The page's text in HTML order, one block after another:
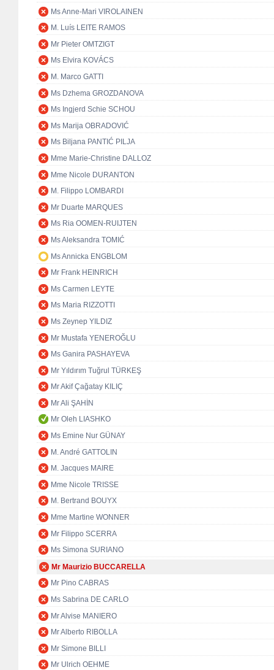
Ms Anne-Mari VIROLAINEN
M. Luís LEITE RAMOS
Mr Pieter OMTZIGT
Ms Elvira KOVÁCS
M. Marco GATTI
Ms Dzhema GROZDANOVA
Ms Ingjerd Schie SCHOU
Ms Marija OBRADOVIĆ
Ms Biljana PANTIĆ PILJA
Mme Marie-Christine DALLOZ
Mme Nicole DURANTON
M. Filippo LOMBARDI
Mr Duarte MARQUES
Ms Ria OOMEN-RUIJTEN
Ms Aleksandra TOMIĆ
Ms Annicka ENGBLOM
Mr Frank HEINRICH
Ms Carmen LEYTE
Ms Maria RIZZOTTI
Ms Zeynep YILDIZ
Mr Mustafa YENEROĞLU
Ms Ganira PASHAYEVA
Mr Yıldırım Tuğrul TÜRKEŞ
Mr Akif Çağatay KILIÇ
Mr Ali ŞAHİN
Mr Oleh LIASHKO
Ms Emine Nur GÜNAY
M. André GATTOLIN
M. Jacques MAIRE
Mme Nicole TRISSE
M. Bertrand BOUYX
Mme Martine WONNER
Mr Filippo SCERRA
Ms Simona SURIANO
Mr Maurizio BUCCARELLA
Mr Pino CABRAS
Ms Sabrina DE CARLO
Mr Alvise MANIERO
Mr Alberto RIBOLLA
Mr Simone BILLI
Mr Ulrich OEHME